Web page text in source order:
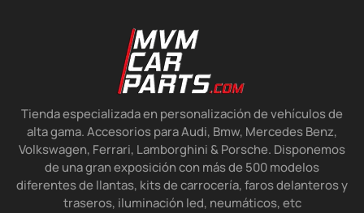
Tienda especializada en personalización de vehículos de
alta gama. Accesorios para Audi, Bmw, Mercedes Benz,
Volkswagen, Ferrari, Lamborghini & Porsche. Disponemos
de una gran exposición con más de 500 modelos
diferentes de llantas, kits de carrocería, faros delanteros y
traseros, iluminación led, neumáticos, etc